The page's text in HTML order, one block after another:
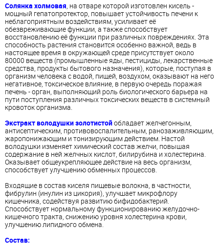
Солянка холмовая , на отваре которой изготовлен кисель -
мощный гепатопротектор, повышает устойчивость печени к
неблагоприятным воздействиям, усиливает её
обезвреживающие функции, а также способствует
восстановлению её функции при различных повреждениях. Эта
способность растения становится особенно важной, ведь в
настоящее время в окружающей среде присутствует около
80000 веществ (промышленные яды, пестициды, лекарственные
средства, продукты бытового назначения), которые, поступая в
организм человека с водой, пищей, воздухом, оказывают на него
негативное, токсическое влияние, в первую очередь поражая
печень - орган, выполняющий роль биологического барьера на
пути поступления различных токсических веществ в системный
кровоток организма.
Экстракт володушки золотистойобладает желчегонным,
антисептическим, противовоспалительным, ранозаживляющим,
жаропонижающим и тонизирующим действием. Настой
володушки изменяет химический состав желчи, повышая
содержание в ней желчных кислот, билирубина и холестерина.
Оказывает общеукрепляющее действие на весь организм,
способствует улучшению обменных процессов.
Входящие в состав киселя пищевые волокна, в частности,
фибрулин (инулин из цикория), улучшает микрофлору
кишечника, содействуя развитию бифидобактерий.
Способствует нормальному функционированию желудочно-
кишечного тракта, снижению уровня холестерина крови,
улучшению липидного обмена.
Состав: